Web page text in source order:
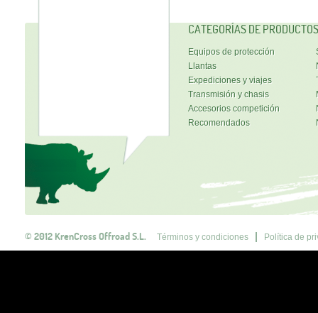
CATEGORÍAS DE PRODUCTOS
Equipos de protección
Llantas
Expediciones y viajes
Transmisión y chasis
Accesorios competición
Recomendados
© 2012 KrenCross Offroad S.L. Términos y condiciones Política de